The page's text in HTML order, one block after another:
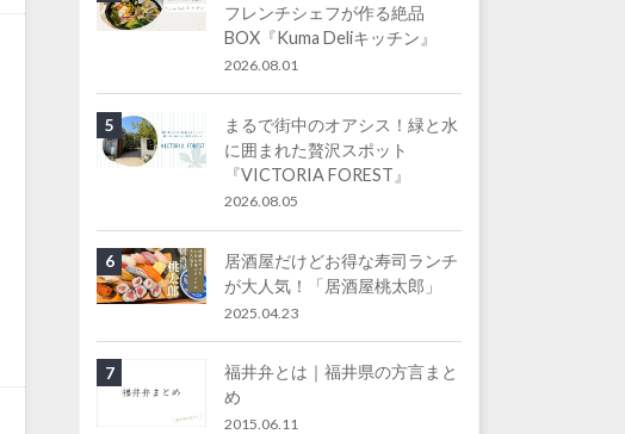
フレンチシェフが作る絶品
BOX『Kuma Deliキッチン』
2026.08.01
5
まるで街中のオアシス！緑と水
に囲まれた贅沢スポット
『VICTORIA FOREST』
2026.08.05
6
居酒屋だけどお得な寿司ランチ
が大人気！「居酒屋桃太郎」
2025.04.23
7
福井弁とは｜福井県の方言まと
め
2015.06.11